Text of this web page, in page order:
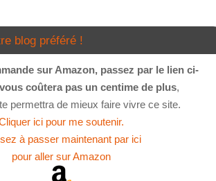
blog préféré !
sur Amazon, passez par le lien ci-
coûtera pas un centime de plus,
permettra de mieux faire vivre ce site.
ici pour me soutenir.
à passer maintenant par ici
pour aller sur Amazon